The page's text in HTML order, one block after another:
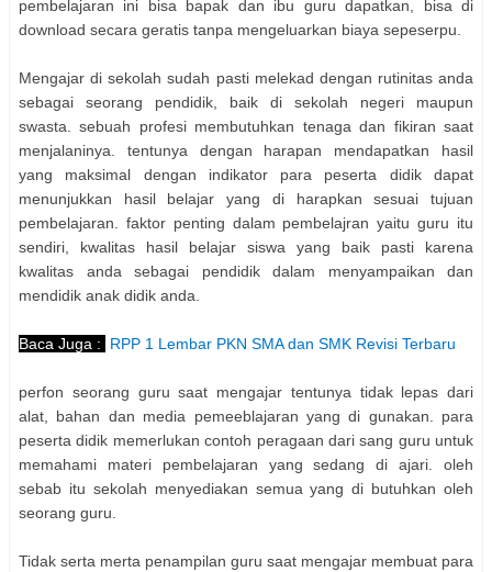
pembelajaran ini bisa bapak dan ibu guru dapatkan, bisa di
download secara geratis tanpa mengeluarkan biaya sepeserpu.
Mengajar di sekolah sudah pasti melekad dengan rutinitas anda
sebagai seorang pendidik, baik di sekolah negeri maupun
swasta. sebuah profesi membutuhkan tenaga dan fikiran saat
menjalaninya. tentunya dengan harapan mendapatkan hasil
yang maksimal dengan indikator para peserta didik dapat
menunjukkan hasil belajar yang di harapkan sesuai tujuan
pembelajaran. faktor penting dalam pembelajran yaitu guru itu
sendiri, kwalitas hasil belajar siswa yang baik pasti karena
kwalitas anda sebagai pendidik dalam menyampaikan dan
mendidik anak didik anda.
Baca Juga : RPP 1 Lembar PKN SMA dan SMK Revisi Terbaru
perfon seorang guru saat mengajar tentunya tidak lepas dari
alat, bahan dan media pemeeblajaran yang di gunakan. para
peserta didik memerlukan contoh peragaan dari sang guru untuk
memahami materi pembelajaran yang sedang di ajari. oleh
sebab itu sekolah menyediakan semua yang di butuhkan oleh
seorang guru.
Tidak serta merta penampilan guru saat mengajar membuat para